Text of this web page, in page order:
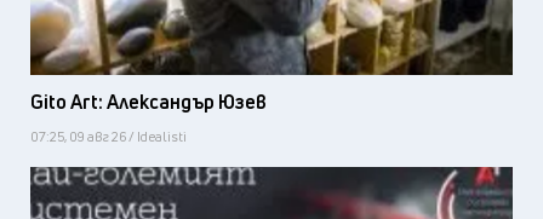
Gito Art: Александър Юзев
07:25, 09 авг 26 / Idealisti